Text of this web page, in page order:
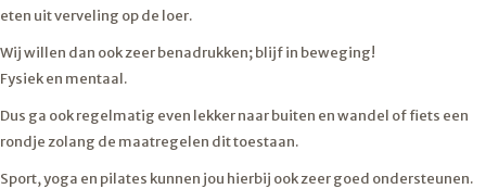
eten uit verveling op de loer.
Wij willen dan ook zeer benadrukken; blijf in beweging!
Fysiek en mentaal.
Dus ga ook regelmatig even lekker naar buiten en wandel of fiets een
rondje zolang de maatregelen dit toestaan.
Sport, yoga en pilates kunnen jou hierbij ook zeer goed ondersteunen.